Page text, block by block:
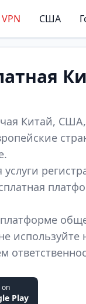
США
Китай, США,
используйте
on
Play